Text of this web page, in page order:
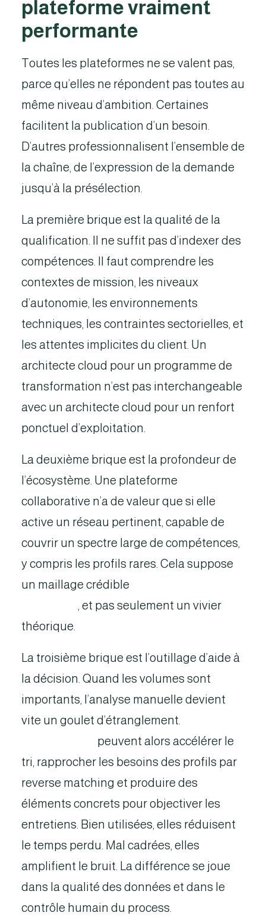
plateforme vraiment
performante
Toutes les plateformes ne se valent pas,
parce qu’elles ne répondent pas toutes au
même niveau d’ambition. Certaines
facilitent la publication d’un besoin.
D’autres professionnalisent l’ensemble de
la chaîne, de l’expression de la demande
jusqu’à la présélection.
La première brique est la qualité de la
qualification. Il ne suffit pas d’indexer des
compétences. Il faut comprendre les
contextes de mission, les niveaux
d’autonomie, les environnements
techniques, les contraintes sectorielles, et
les attentes implicites du client. Un
architecte cloud pour un programme de
transformation n’est pas interchangeable
avec un architecte cloud pour un renfort
ponctuel d’exploitation.
La deuxième brique est la profondeur de
l’écosystème. Une plateforme
collaborative n’a de valeur que si elle
active un réseau pertinent, capable de
couvrir un spectre large de compétences,
y compris les profils rares. Cela suppose
un maillage crédible
, et pas seulement un vivier
théorique.
La troisième brique est l’outillage d’aide à
la décision. Quand les volumes sont
importants, l’analyse manuelle devient
vite un goulet d’étranglement.
peuvent alors accélérer le
tri, rapprocher les besoins des profils par
reverse matching et produire des
éléments concrets pour objectiver les
entretiens. Bien utilisées, elles réduisent
le temps perdu. Mal cadrées, elles
amplifient le bruit. La différence se joue
dans la qualité des données et dans le
contrôle humain du process.